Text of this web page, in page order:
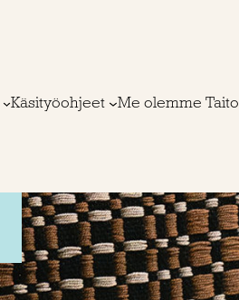
Käsityöohjeet Me olemme Taito